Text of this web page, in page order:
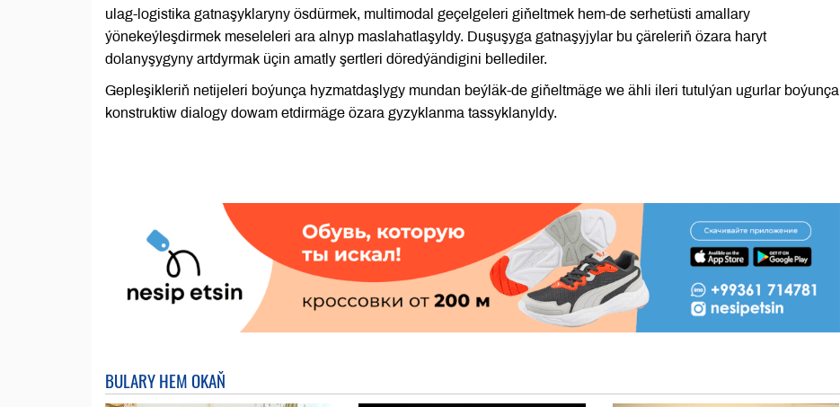
ulag-logistika gatnaşyklaryny ösdürmek, multimodal geçelgeleri giňeltmek hem-de serhetüsti amallary
ýönekeýleşdirmek meseleleri ara alnyp maslahatlaşyldy. Duşuşyga gatnaşyjylar bu çäreleriň özara haryt
dolanyşygyny artdyrmak üçin amatly şertleri döredýändigini bellediler.
Gepleşikleriň netijeleri boýunça hyzmatdaşlygy mundan beýläk-de giňeltmäge we ähli ileri tutulýan ugurlar boýunça
konstruktiw dialogy dowam etdirmäge özara gyzyklanma tassyklanyldy.
BULARY HEM OKAŇ